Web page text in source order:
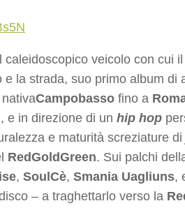
caleidoscopico veicolo con cui
e la strada, suo primo album
Campobasso fino a
e in direzione di un hip hop
e maturità screziature di
RedGoldGreen. Sui palchi
, SoulCè, Smania Uagliuns,
– a traghettarlo verso la